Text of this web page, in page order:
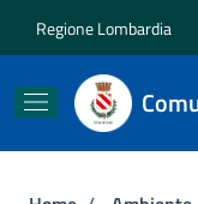
Regione Lombardia